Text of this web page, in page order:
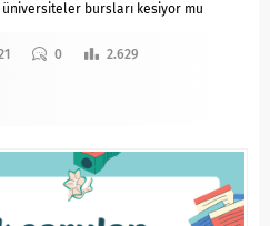
üniversiteler bursları kesiyor mu
0 2.629